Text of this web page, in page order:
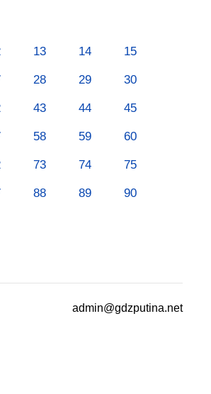
13 14 15
28 29 30
43 44 45
58 59 60
73 74 75
88 89 90
admin@gdzputina.net